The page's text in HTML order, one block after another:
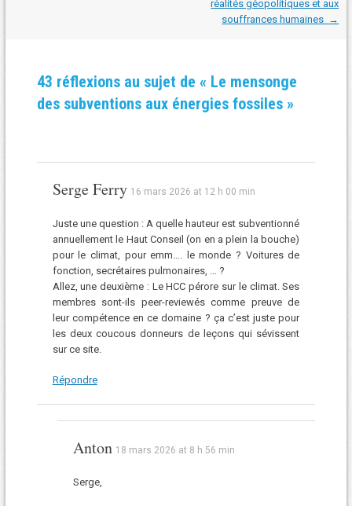
réalités géopolitiques et aux
souffrances humaines →
43 réflexions au sujet de « Le mensonge
des subventions aux énergies fossiles»
Serge Ferry 16 mars 2026 at 12 h 00 min
Juste une question : A quelle hauteur est subventionné
annuellement le Haut Conseil (on en a plein la bouche)
pour le climat, pour emm…. le monde ? Voitures de
fonction, secrétaires pulmonaires, … ?
Allez, une deuxième : Le HCC pérore sur le climat. Ses
membres sont-ils peer-reviewés comme preuve de
leur compétence en ce domaine ? ça c’est juste pour
les deux coucous donneurs de leçons qui sévissent
sur ce site.
Répondre
Anton 18 mars 2026 at 8 h 56 min
Serge,